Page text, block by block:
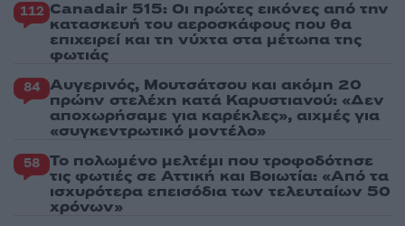
112 Canadair 515: Οι πρώτες εικόνες από την
κατασκευή του αεροσκάφους που θα
επιχειρεί και τη νύχτα στα μέτωπα της
φωτιάς
84 Αυγερινός, Μουτσάτσου και ακόμη 20
πρώην στελέχη κατά Καρυστιανού: «Δεν
αποχωρήσαμε για καρέκλες», αιχμές για
«συγκεντρωτικό μοντέλο»
58 Το πολωμένο μελτέμι που τροφοδότησε
τις φωτιές σε Αττική και Βοιωτία: «Από τα
ισχυρότερα επεισόδια των τελευταίων 50
χρόνων»